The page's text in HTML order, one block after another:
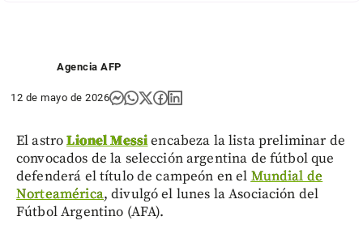
Agencia AFP
12 de mayo de 2026
El astroLionel Messiencabeza la lista preliminar de
convocados de la selección argentina de fútbol que
defenderá el título de campeón en el Mundial de
Norteamérica, divulgó el lunes la Asociación del
Fútbol Argentino (AFA).